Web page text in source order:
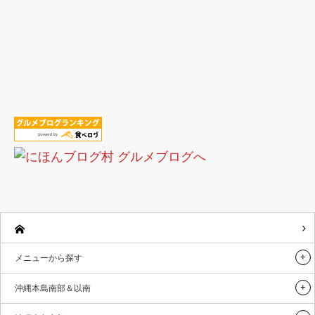
メニューから探す
沖縄本島南部＆以南